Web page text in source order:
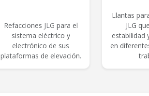
Refacciones JLG para el
sistema eléctrico y
electrónico de sus
plataformas de elevación.
Llantas
JLG
estabilidad
en